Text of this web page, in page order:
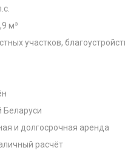
м³
участков,
Беларуси
и долгосрочная аренда
расчёт